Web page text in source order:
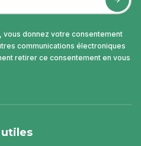
vous donnez votre consentement
communications électroniques
retirer ce consentement en vous